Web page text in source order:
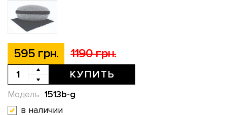
595 грн. 1190 грн.
КУПИТЬ
1513b-g
Модель
в наличии